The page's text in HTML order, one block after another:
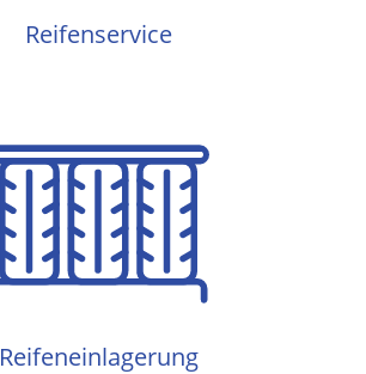
Reifenservice
Reifeneinlagerung
Reifeneinlagerung